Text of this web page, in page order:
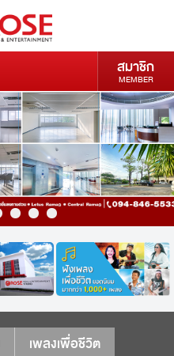
สมาชิก
MEMBER
เพลงเพื่อชีวิต